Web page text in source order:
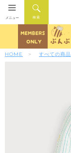
検索
メニュー
HOME すべての商品